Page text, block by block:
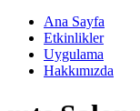
Ana Sayfa
Etkinlikler
Uygulama
Hakkımızda